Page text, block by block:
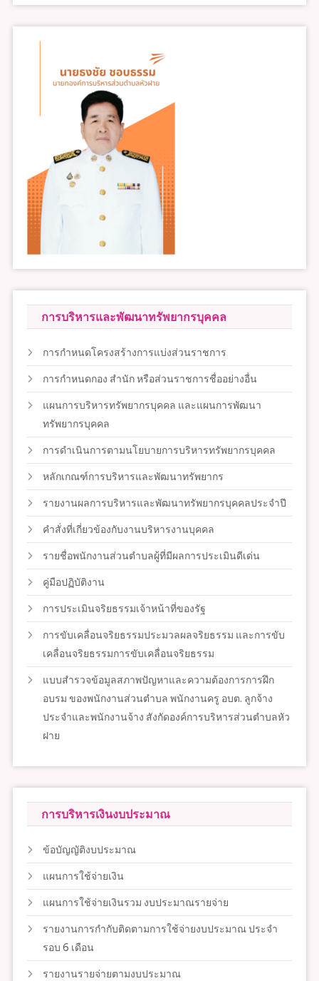
การบริหารและพัฒนาทรัพยากรบุคคล
การกำหนดโครงสร้างการแบ่งส่วนราชการ
การกำหนดกอง สำนัก หรือส่วนราชการชื่ออย่างอื่น
แผนการบริหารทรัพยากรบุคคล และแผนการพัฒนา
ทรัพยากรบุคคล
การดำเนินการตามนโยบายการบริหารทรัพยากรบุคคล
หลักเกณฑ์การบริหารและพัฒนาทรัพยากร
รายงานผลการบริหารและพัฒนาทรัพยากรบุคคลประจำปี
คำสั่งที่เกี่ยวข้องกับงานบริหารงานบุคคล
รายชื่อพนักงานส่วนตำบลผู้ที่มีผลการประเมินดีเด่น
คู่มือปฏิบัติงาน
การประเมินจริยธรรมเจ้าหน้าที่ของรัฐ
การขับเคลื่อนจริยธรรมประมวลผลจริยธรรม และการขับ
เคลื่อนจริยธรรมการขับเคลื่อนจริยธรรม
แบบสำรวจข้อมูลสภาพปัญหาและความต้องการการฝึก
อบรม ของพนักงานส่วนตำบล พนักงานครู อบต. ลูกจ้าง
ประจำและพนักงานจ้าง สังกัดองค์การบริหารส่วนตำบลหัว
ฝาย
การบริหารเงินงบประมาณ
ข้อบัญญัติงบประมาณ
แผนการใช้จ่ายเงิน
แผนการใช้จ่ายเงินรวม งบประมาณรายจ่าย
รายงานการกำกับติดตามการใช้จ่ายงบประมาณ ประจำ
รอบ 6 เดือน
รายงานรายจ่ายตามงบประมาณ